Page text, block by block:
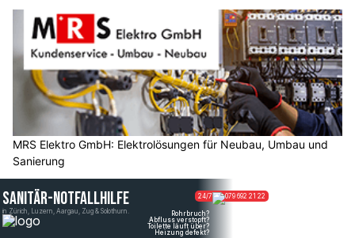
MRS Elektro GmbH: Elektrolösungen für Neubau, Umbau und
Sanierung